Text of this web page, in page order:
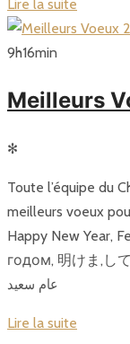
Lire la suite
9h16min
Meilleurs
✻
Toute l’équipe du
meilleurs voeux
Happy New Year,
годом, 明けま,し
عام سعيد
Lire la suite